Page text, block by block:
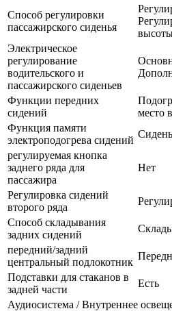
Способ регулировки
пассажирского сиденья
Электрическое
регулирование
водительского и
пассажирского сиденьев
Функции передних
сидений
место
Функция памяти
электроподогрева сидений
регулируемая кнопка
заднего ряда для
пассажира
Нет
Регулировка сидений
второго ряда
Способ складывания
задних сидений
передний/задний
центральный подлокотник
Подставки для стаканов в
задней части
Есть
Аудиосистема / Внутреннее